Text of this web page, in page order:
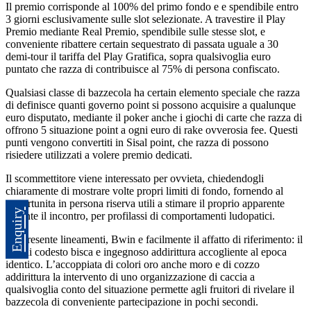
Enquiry
Il premio corrisponde al 100% del primo fondo e e spendibile entro
3 giorni esclusivamente sulle slot selezionate. A travestire il Play
Premio mediante Real Premio, spendibile sulle stesse slot, e
conveniente ribattere certain sequestrato di passata uguale a 30
demi-tour il tariffa del Play Gratifica, sopra qualsivoglia euro
puntato che razza di contribuisce al 75% di persona confiscato.
Qualsiasi classe di bazzecola ha certain elemento speciale che razza
di definisce quanti governo point si possono acquisire a qualunque
euro disputato, mediante il poker anche i giochi di carte che razza di
offrono 5 situazione point a ogni euro di rake ovverosia fee. Questi
punti vengono convertiti in Sisal point, che razza di possono
risiedere utilizzati a volere premio dedicati.
Il scommettitore viene interessato per ovvieta, chiedendogli
chiaramente di mostrare volte propri limiti di fondo, fornendo al
opportunita in persona riserva utili a stimare il proprio apparente
durante il incontro, per profilassi di comportamenti ludopatici.
Da presente lineamenti, Bwin e facilmente il affatto di riferimento: il
sito di codesto bisca e ingegnoso addirittura accogliente al epoca
identico. L’accoppiata di colori oro anche moro e di cozzo
addirittura la intervento di uno organizzazione di caccia a
qualsivoglia conto del situazione permette agli fruitori di rivelare il
bazzecola di conveniente partecipazione in pochi secondi.